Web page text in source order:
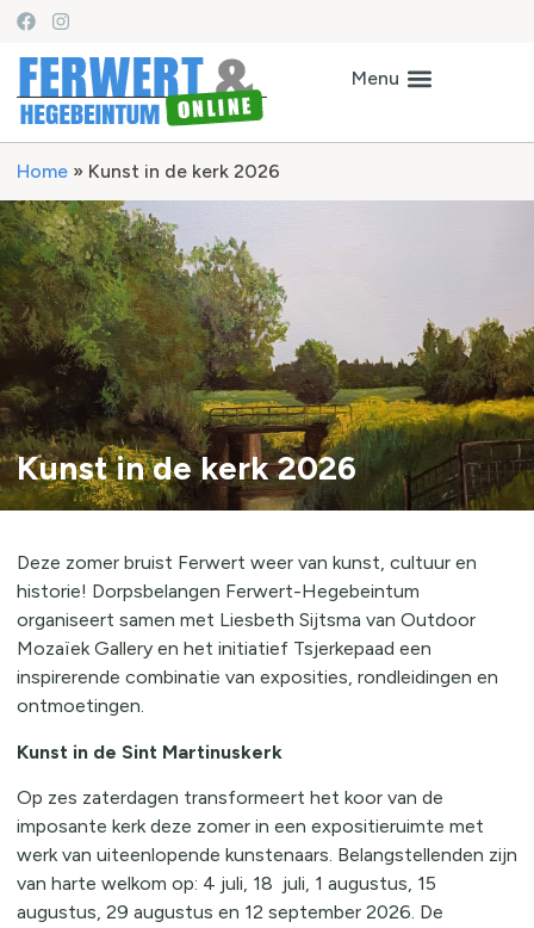
Home » Kunst in de kerk 2026
Kunst in de kerk 2026
Deze zomer bruist Ferwert weer van kunst, cultuur en
historie! Dorpsbelangen Ferwert-Hegebeintum
organiseert samen met Liesbeth Sijtsma van Outdoor
Mozaïek Gallery en het initiatief Tsjerkepaad een
inspirerende combinatie van exposities, rondleidingen en
ontmoetingen.
Kunst in de Sint Martinuskerk
Op zes zaterdagen transformeert het koor van de
imposante kerk deze zomer in een expositieruimte met
werk van uiteenlopende kunstenaars. Belangstellenden zijn
van harte welkom op: 4 juli, 18 juli, 1 augustus, 15
augustus, 29 augustus en 12 september 2026. De